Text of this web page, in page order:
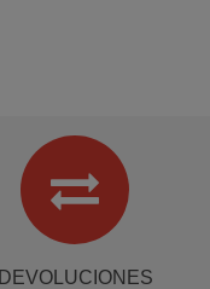
DEVOLUCIONES